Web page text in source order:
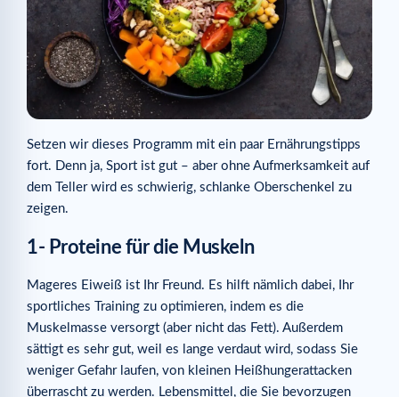
Setzen wir dieses Programm mit ein paar Ernährungstipps
fort. Denn ja, Sport ist gut – aber ohne Aufmerksamkeit auf
dem Teller wird es schwierig, schlanke Oberschenkel zu
zeigen.
1- Proteine für die Muskeln
Mageres Eiweiß ist Ihr Freund. Es hilft nämlich dabei, Ihr
sportliches Training zu optimieren, indem es die
Muskelmasse versorgt (aber nicht das Fett). Außerdem
sättigt es sehr gut, weil es lange verdaut wird, sodass Sie
weniger Gefahr laufen, von kleinen Heißhungerattacken
überrascht zu werden. Lebensmittel, die Sie bevorzugen